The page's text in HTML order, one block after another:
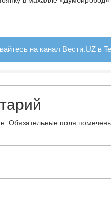
на канал Вести.UZ в
Обязательные поля